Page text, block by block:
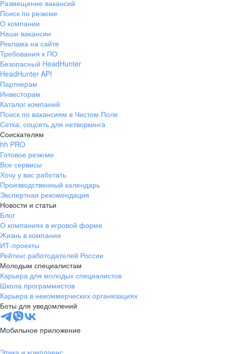
Размещение вакансий
Поиск по резюме
О компании
Наши вакансии
Реклама на сайте
Требования к ПО
Безопасный HeadHunter
HeadHunter API
Партнерам
Инвесторам
Каталог компаний
Поиск по вакансиям в Чистом Поле
Сетка: соцсеть для нетворкинга
Соискателям
hh PRO
Готовое резюме
Все сервисы
Хочу у вас работать
Производственный календарь
Экспертная рекомендация
Новости и статьи
Блог
О компаниях в игровой форме
Жизнь в компании
ИТ-проекты
Рейтинг работодателей России
Молодым специалистам
Карьера для молодых специалистов
Школа программистов
Карьера в некоммерческих организациях
Боты для уведомлений
Мобильное приложение